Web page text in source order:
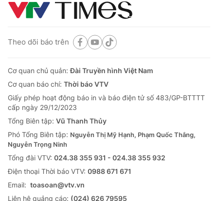
Theo dõi báo trên
Cơ quan chủ quản:Đài Truyền hình Việt Nam
Cơ quan báo chí: Thời báo VTV
Giấy phép hoạt động báo in và báo điện tử số 483/GP-BTTTT
cấp ngày 29/12/2023
Tổng Biên tập: Vũ Thanh Thủy
Phó Tổng Biên tập: Nguyễn Thị Mỹ Hạnh, Phạm Quốc Thắng,
Nguyễn Trọng Ninh
Tổng đài VTV: 024.38 355 931 - 024.38 355 932
Ðiện thoại Thời báo VTV: 0988 671 671
Email: toasoan@vtv.vn
Liên hệ quảng cáo: (024) 626 79595